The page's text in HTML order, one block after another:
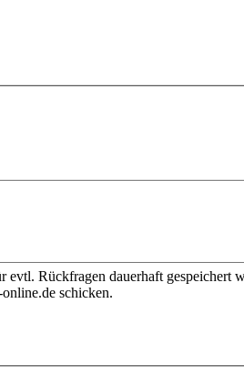
Rückfragen dauerhaft gespeichert
schicken.